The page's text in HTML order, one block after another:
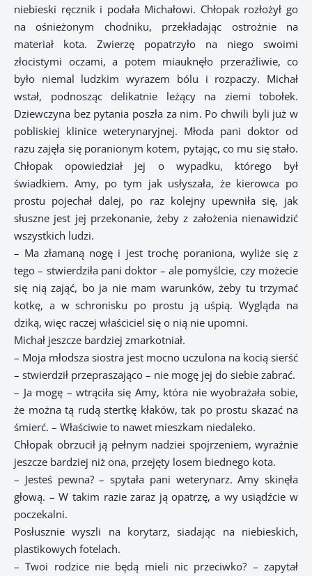
niebieski ręcznik i podała Michałowi. Chłopak rozłożył go
na ośnieżonym chodniku, przekładając ostrożnie na
materiał kota. Zwierzę popatrzyło na niego swoimi
złocistymi oczami, a potem miauknęło przeraźliwie, co
było niemal ludzkim wyrazem bólu i rozpaczy. Michał
wstał, podnosząc delikatnie leżący na ziemi tobołek.
Dziewczyna bez pytania poszła za nim. Po chwili byli już w
pobliskiej klinice weterynaryjnej. Młoda pani doktor od
razu zajęła się poranionym kotem, pytając, co mu się stało.
Chłopak opowiedział jej o wypadku, którego był
świadkiem. Amy, po tym jak usłyszała, że kierowca po
prostu pojechał dalej, po raz kolejny upewniła się, jak
słuszne jest jej przekonanie, żeby z założenia nienawidzić
wszystkich ludzi.
– Ma złamaną nogę i jest trochę poraniona, wyliże się z
tego – stwierdziła pani doktor – ale pomyślcie, czy możecie
się nią zająć, bo ja nie mam warunków, żeby tu trzymać
kotkę, a w schronisku po prostu ją uśpią. Wygląda na
dziką, więc raczej właściciel się o nią nie upomni.
Michał jeszcze bardziej zmarkotniał.
– Moja młodsza siostra jest mocno uczulona na kocią sierść
– stwierdził przepraszająco – nie mogę jej do siebie zabrać.
– Ja mogę – wtrąciła się Amy, która nie wyobrażała sobie,
że można tą rudą stertkę kłaków, tak po prostu skazać na
śmierć. – Właściwie to nawet mieszkam niedaleko.
Chłopak obrzucił ją pełnym nadziei spojrzeniem, wyraźnie
jeszcze bardziej niż ona, przejęty losem biednego kota.
– Jesteś pewna? – spytała pani weterynarz. Amy skinęła
głową. – W takim razie zaraz ją opatrzę, a wy usiądźcie w
poczekalni.
Posłusznie wyszli na korytarz, siadając na niebieskich,
plastikowych fotelach.
– Twoi rodzice nie będą mieli nic przeciwko? – zapytał